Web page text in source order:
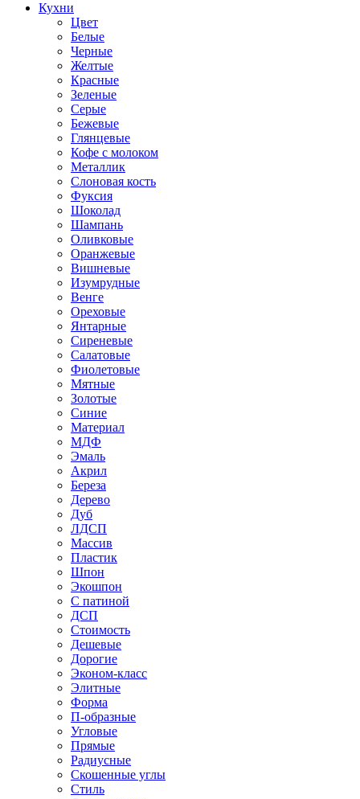
Кухни
Цвет
Белые
Черные
Желтые
Красные
Зеленые
Серые
Бежевые
Глянцевые
Кофе с молоком
Металлик
Слоновая кость
Фуксия
Шоколад
Шампань
Оливковые
Оранжевые
Вишневые
Изумрудные
Венге
Ореховые
Янтарные
Сиреневые
Салатовые
Фиолетовые
Мятные
Золотые
Синие
Материал
МДФ
Эмаль
Акрил
Береза
Дерево
Дуб
ЛДСП
Массив
Пластик
Шпон
Экошпон
С патиной
ДСП
Стоимость
Дешевые
Дорогие
Эконом-класс
Элитные
Форма
П-образные
Угловые
Прямые
Радиусные
Скошенные углы
Стиль